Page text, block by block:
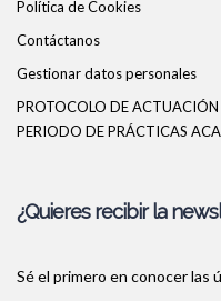
Política de Cookies
Contáctanos
Gestionar datos personales
PROTOCOLO DE
PERIODO DE PRÁCTICAS
¿Quieres recibir la
Sé el primero en conocer las